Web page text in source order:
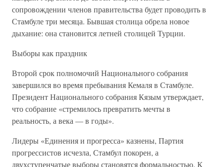
сопровождении членов правительства будет проводить в
Стамбуле три месяца. Бывшая столица обрела новое
дыхание: она становится летней столицей Турции.
Выборы как праздник
Второй срок полномочий Национального собрания
завершился во время пребывания Кемаля в Стамбуле.
Президент Национального собрания Кязым утверждает,
что собрание «стремилось превратить мечты в
реальность, а века — в годы».
Лидеры «Единения и прогресса» казнены, Партия
прогрессистов исчезла, Стамбул покорен, а
двухступенчатые выборы становятся формальностью. К